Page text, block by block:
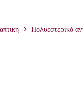
Πολυεστερικό